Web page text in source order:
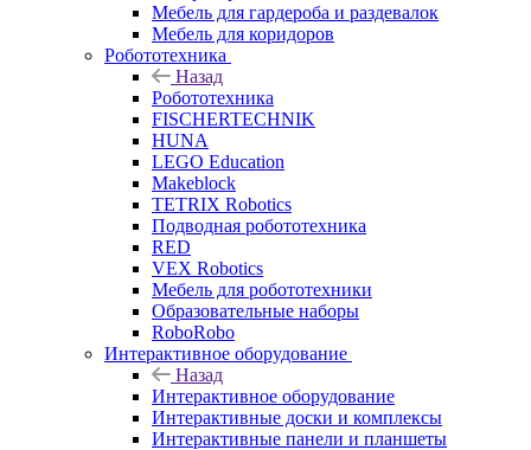
Мебель для гардероба и раздевалок
Мебель для коридоров
Робототехника
Назад
Робототехника
FISCHERTECHNIK
HUNA
LEGO Education
Makeblock
TETRIX Robotics
Подводная робототехника
RED
VEX Robotics
Мебель для робототехники
Образовательные наборы
RoboRobo
Интерактивное оборудование
Назад
Интерактивное оборудование
Интерактивные доски и комплексы
Интерактивные панели и планшеты